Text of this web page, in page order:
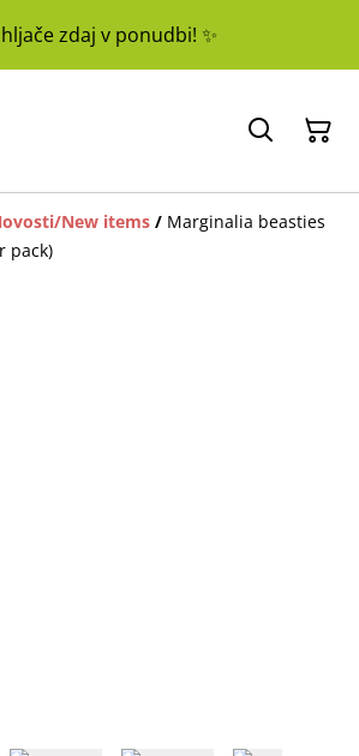
zdaj v ponudbi! ✨
New items / Marginalia beasties
pack)